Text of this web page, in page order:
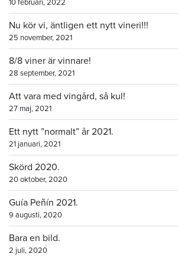
10 februari, 2022
Nu kör vi, äntligen ett nytt vineri!!!
25 november, 2021
8/8 viner är vinnare!
28 september, 2021
Att vara med vingård, så kul!
27 maj, 2021
Ett nytt ”normalt” år 2021.
21 januari, 2021
Skörd 2020.
20 oktober, 2020
Guía Peñín 2021.
9 augusti, 2020
Bara en bild.
2 juli, 2020